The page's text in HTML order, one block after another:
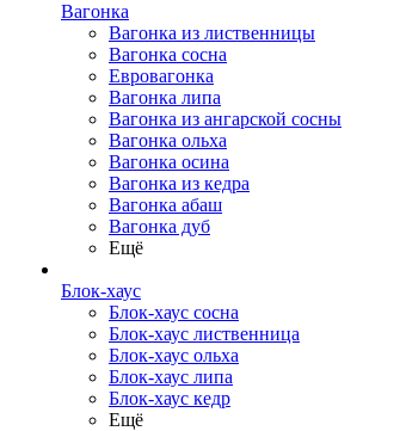
Вагонка
Вагонка из лиственницы
Вагонка сосна
Евровагонка
Вагонка липа
Вагонка из ангарской сосны
Вагонка ольха
Вагонка осина
Вагонка из кедра
Вагонка абаш
Вагонка дуб
Ещё
Блок-хаус
Блок-хаус сосна
Блок-хаус лиственница
Блок-хаус ольха
Блок-хаус липа
Блок-хаус кедр
Ещё